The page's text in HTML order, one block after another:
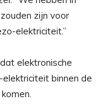
zijn voor
elektriciteit.”
elektronische
binnen de